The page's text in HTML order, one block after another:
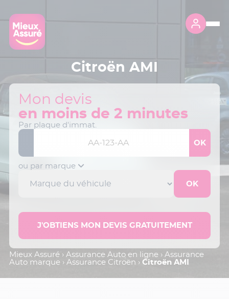
Citroën AMI
Mon devis
en moins de 2 minutes
Par plaque d'immat.
ou par marque
Mieux Assuré › Assurance Auto en ligne › Assurance
Auto marque › Assurance Citroën › Citroën AMI